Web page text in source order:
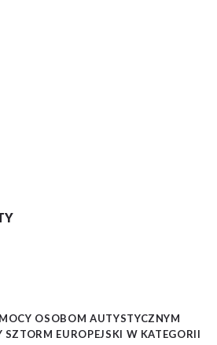
OSOBOM AUTYSTYCZNYM
SZTORM EUROPEJSKI W KATEGORII